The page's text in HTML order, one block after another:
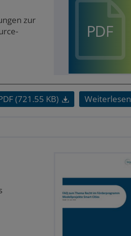
PDF
zur
Weiterlesen
(721.55 KB)